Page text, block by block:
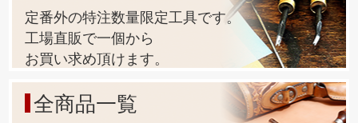
定番外の特注数量限定工具です。
工場直販で一個から
お買い求め頂けます。
全商品一覧